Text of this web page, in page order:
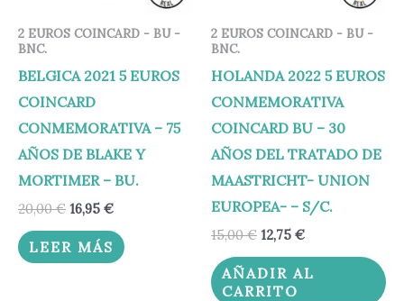
2 EUROS COINCARD - BU -
BNC.
BELGICA 2021 5 EUROS
COINCARD
CONMEMORATIVA – 75
AÑOS DE BLAKE Y
MORTIMER – BU.
20,00€ 16,95 €
LEER MÁS
2 EUROS COINCARD - BU -
BNC.
HOLANDA 2022 5 EUROS
CONMEMORATIVA
COINCARD BU – 30
AÑOS DEL TRATADO DE
MAASTRICHT- UNION
EUROPEA- – S/C.
15,00€ 12,75 €
AÑADIR AL
CARRITO